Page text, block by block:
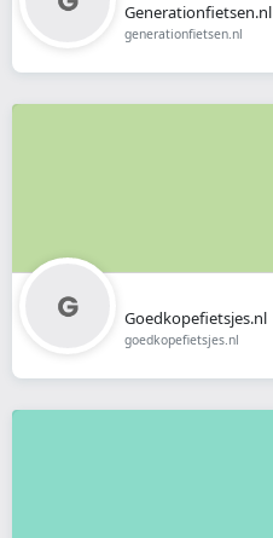
Generationfietsen.nl
generationfietsen.nl
Goedkopefietsjes.nl
goedkopefietsjes.nl